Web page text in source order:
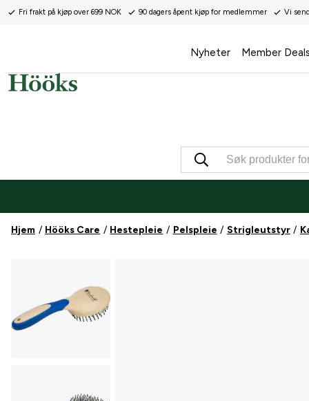
Fri frakt på kjøp over 699 NOK 90 dagers åpent kjøp for medlemmer Vi
Nyheter Member
Hjem Hööks Care Hestepleie Pelspleie Strigleutstyr